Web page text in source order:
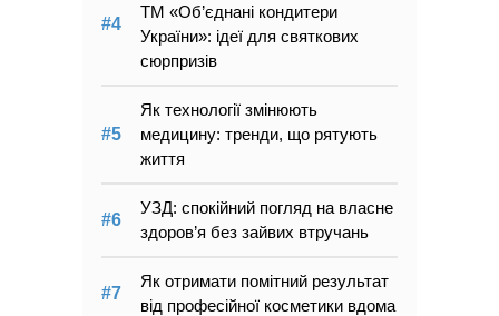
ТМ «Об’єднані кондитери
України»: ідеї для святкових
сюрпризів
Як технології змінюють
медицину: тренди, що рятують
життя
УЗД: спокійний погляд на власне
здоров’я без зайвих втручань
Як отримати помітний результат
від професійної косметики вдома